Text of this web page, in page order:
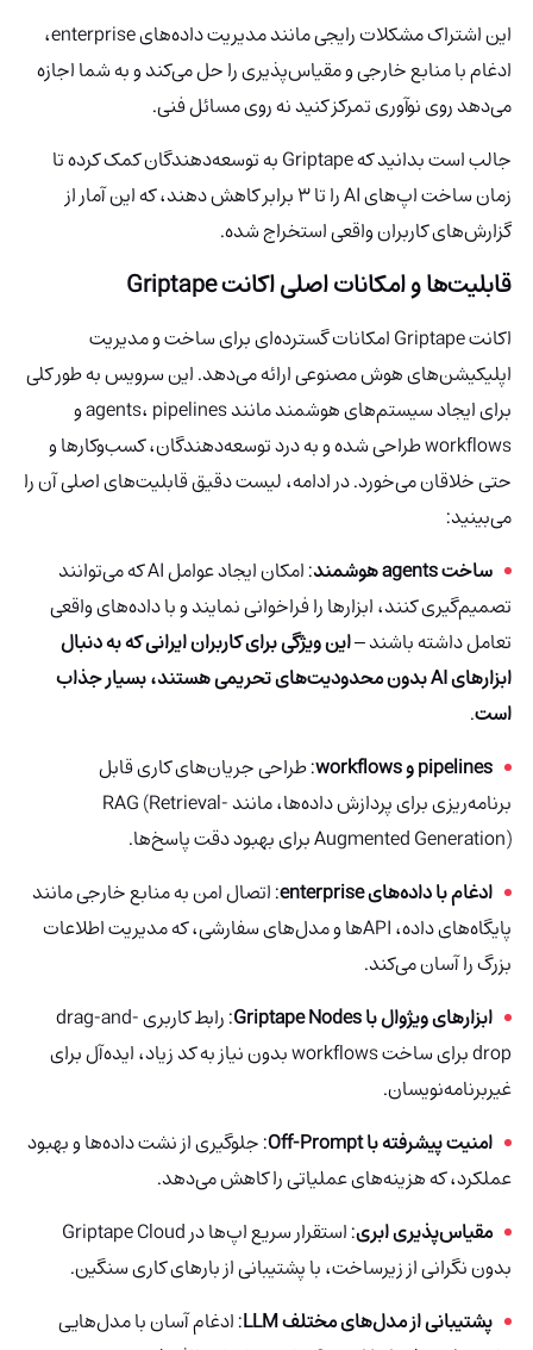
این اشتراک مشکلات رایجی مانند مدیریت داده‌های enterprise،
ادغام با منابع خارجی و مقیاس‌پذیری را حل می‌کند و به شما اجازه
می‌دهد روی نوآوری تمرکز کنید نه روی مسائل فنی.
جالب است بدانید که Griptape به توسعه‌دهندگان کمک کرده تا
زمان ساخت اپ‌های AI را تا ۳ برابر کاهش دهند، که این آمار از
گزارش‌های کاربران واقعی استخراج شده.
قابلیت‌ها و امکانات اصلی اکانت Griptape
اکانت Griptape امکانات گسترده‌ای برای ساخت و مدیریت
اپلیکیشن‌های هوش مصنوعی ارائه می‌دهد. این سرویس به طور کلی
برای ایجاد سیستم‌های هوشمند مانند agents، pipelines و
workflows طراحی شده و به درد توسعه‌دهندگان، کسب‌وکارها و
حتی خلاقان می‌خورد. در ادامه، لیست دقیق قابلیت‌های اصلی آن را
می‌بینید:
ساخت agents هوشمند
: امکان ایجاد عوامل AI که می‌توانند
تصمیم‌گیری کنند، ابزارها را فراخوانی نمایند و با داده‌های واقعی
تعامل داشته باشند –این ویژگی برای کاربران ایرانی که به دنبال
ابزارهای AI بدون محدودیت‌های تحریمی هستند، بسیار جذاب
است.
pipelines و workflows
: طراحی جریان‌های کاری قابل
برنامه‌ریزی برای پردازش داده‌ها، مانند RAG (Retrieval-
Augmented Generation) برای بهبود دقت پاسخ‌ها.
ادغام با داده‌های enterprise
: اتصال امن به منابع خارجی مانند
پایگاه‌های داده، APIها و مدل‌های سفارشی، که مدیریت اطلاعات
بزرگ را آسان می‌کند.
ابزارهای ویژوال با Griptape Nodes
: رابط کاربری drag-and-
drop برای ساخت workflows بدون نیاز به کد زیاد، ایده‌آل برای
غیربرنامه‌نویسان.
امنیت پیشرفته با Off-Prompt
: جلوگیری از نشت داده‌ها و بهبود
عملکرد، که هزینه‌های عملیاتی را کاهش می‌دهد.
مقیاس‌پذیری ابری
: استقرار سریع اپ‌ها در Griptape Cloud
بدون نگرانی از زیرساخت، با پشتیبانی از بارهای کاری سنگین.
پشتیبانی از مدل‌های مختلف LLM
: ادغام آسان با مدل‌هایی